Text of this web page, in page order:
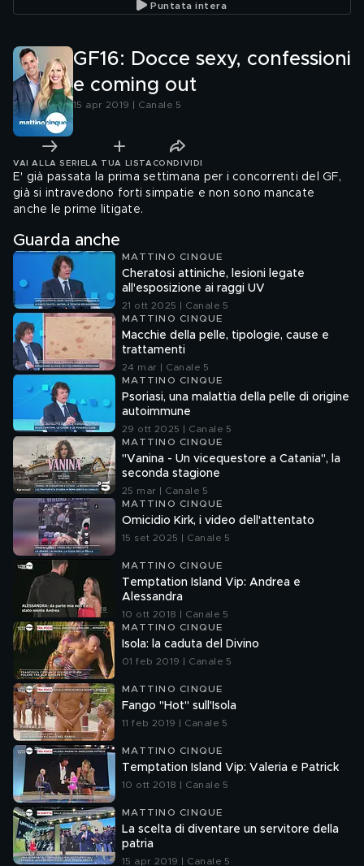
Puntata intera
GF16: Docce sexy, confessioni
e coming out
15 apr 2019 | Canale 5
VAI ALLA SERIE LA TUA LISTA CONDIVIDI
E' già passata la prima settimana per i concorrenti del GF,
già si intravedono forti simpatie e non sono mancate
anche le prime litigate.
Guarda anche
MATTINO CINQUE
Cheratosi attiniche, lesioni legate
all'esposizione ai raggi UV
21 ott 2025 | Canale 5
MATTINO CINQUE
Macchie della pelle, tipologie, cause e
trattamenti
24 mar | Canale 5
MATTINO CINQUE
Psoriasi, una malattia della pelle di origine
autoimmune
29 ott 2025 | Canale 5
MATTINO CINQUE
"Vanina - Un vicequestore a Catania", la
seconda stagione
25 mar | Canale 5
MATTINO CINQUE
Omicidio Kirk, i video dell'attentato
15 set 2025 | Canale 5
MATTINO CINQUE
Temptation Island Vip: Andrea e
Alessandra
10 ott 2018 | Canale 5
MATTINO CINQUE
Isola: la caduta del Divino
01 feb 2019 | Canale 5
MATTINO CINQUE
Fango "Hot" sull'Isola
11 feb 2019 | Canale 5
MATTINO CINQUE
Temptation Island Vip: Valeria e Patrick
10 ott 2018 | Canale 5
MATTINO CINQUE
La scelta di diventare un servitore della
patria
15 apr 2019 | Canale 5